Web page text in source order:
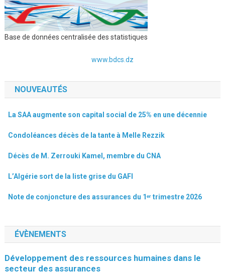
Base de données centralisée des statistiques
www.bdcs.dz
NOUVEAUTÉS
La SAA augmente son capital social de 25% en une décennie
Condoléances décès de la tante à Melle Rezzik
Décès de M. Zerrouki Kamel, membre du CNA
L’Algérie sort de la liste grise du GAFI
Note de conjoncture des assurances du 1ᵉʳ trimestre 2026
ÉVÈNEMENTS
Développement des ressources humaines dans le
secteur des assurances